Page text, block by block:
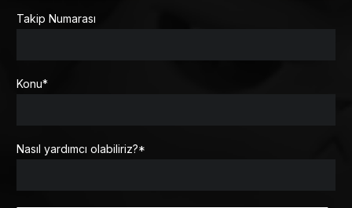
Takip Numarası
Konu*
Nasıl yardımcı olabiliriz?*